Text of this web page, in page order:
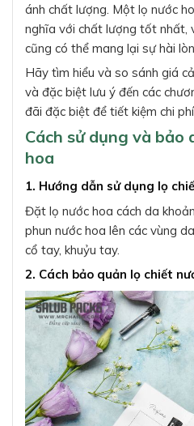
ánh chất lượng. Một lọ nước
nghĩa với chất lượng tốt nhất,
cũng có thể mang lại sự hài
Hãy tìm hiểu và so sánh giá
và đặc biệt lưu ý đến các
đãi đặc biệt để tiết kiệm chi
Cách sử dụng và bảo
hoa
1. Hướng dẫn sử dụng lọ
Đặt lọ nước hoa cách da
phun nước hoa lên các vùng
cổ tay, khuỷu tay.
2. Cách bảo quản lọ chiết